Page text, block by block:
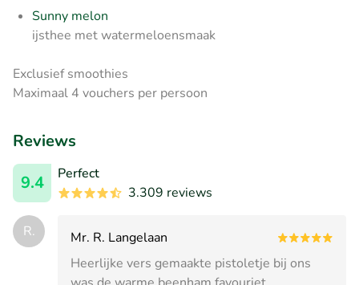
Sunny melon
ijsthee met watermeloensmaak
Exclusief smoothies
Maximaal 4 vouchers per persoon
Reviews
9.4
Perfect
3.309 reviews
R.
Mr. R. Langelaan
Heerlijke vers gemaakte pistoletje bij ons